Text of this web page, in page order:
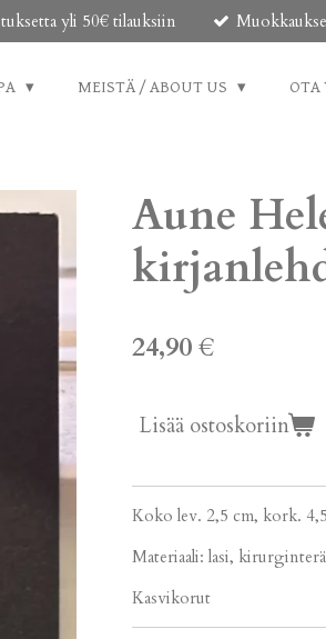
yli 50€ tilauksiin
MEISTÄ / ABOUT US OTA
Aune
24,90 €
Lisää ostoskoriin
Koko lev. 2,5 cm, kork.
Materiaali: lasi,
Kasvikorut